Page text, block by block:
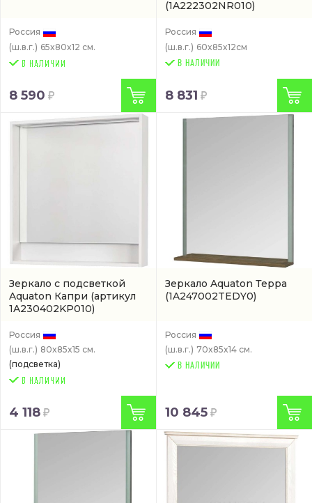
Россия
(ш.в.г.) 65x80x12 см.
8 590
(1A222302NR010)
Россия
(ш.в.г.) 60x85x12см
В НАЛИЧИИ
8 831
Зеркало с подсветкой
Aquaton Капри (артикул
1A230402KP010)
Россия
(ш.в.г.) 80x85x15 см.
(подсветка)
4 118
Зеркало Aquaton Терра
(1A247002TEDY0)
Россия
(ш.в.г.) 70x85x14 см.
В НАЛИЧИИ
10 845